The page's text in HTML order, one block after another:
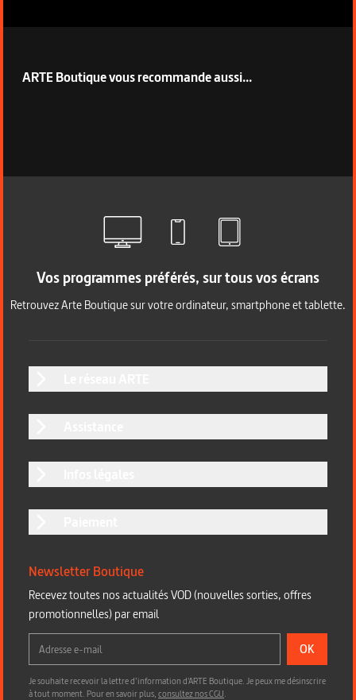
ARTE Boutique vous recommande aussi...
Vos programmes préférés, sur tous vos écrans
Retrouvez Arte Boutique sur votre ordinateur, smartphone et tablette.
Newsletter Boutique
Recevez toutes nos actualités VOD (nouvelles sorties, offres
promotionnelles) par email
OK
Je souhaite recevoir la lettre d’information d'ARTE Boutique. Je peux me désinscrire
à tout moment. Pour en savoir plus,consultez nos CGU.